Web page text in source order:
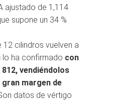
ajustado de 1,114
supone un 34 %
cilindros vuelven a
lo ha confirmado con
vendiéndolos
gran margen de
datos de vértigo